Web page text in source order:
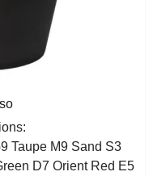
Taupe M9 Sand S3
D7 Orient Red E5